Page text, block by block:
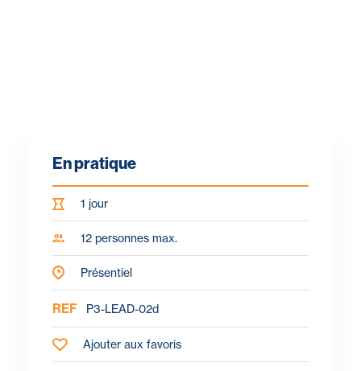
En pratique
1 jour
12 personnes max.
Présentiel
REF P3-LEAD-02d
Ajouter aux favoris